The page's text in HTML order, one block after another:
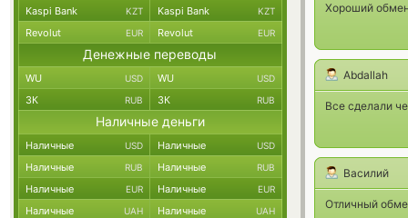
Хороший
Abdallah
Все сделали
Василий
Отличный
Kaspi Bank KZT Kaspi Bank KZT
Revolut EUR Revolut EUR
Денежные переводы
WU USD WU USD
ЗК RUB ЗК RUB
Наличные деньги
Наличные USD Наличные USD
Наличные RUB Наличные RUB
Наличные EUR Наличные EUR
Наличные UAH Наличные UAH